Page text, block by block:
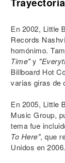
En 2002, Little
Records
homónimo.
Time"y
Billboard Hot
varias giras de
En 2005, Little
Music Group,
tema fue
To Here", que
Unidos en 2006.